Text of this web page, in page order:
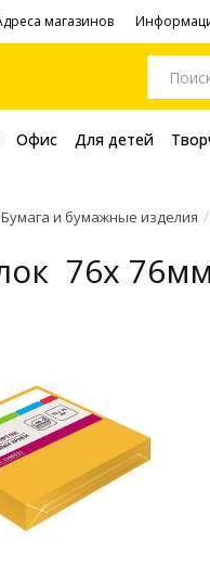
магазинов
Офис Для детей
Бумага и бумажные изделия
76х